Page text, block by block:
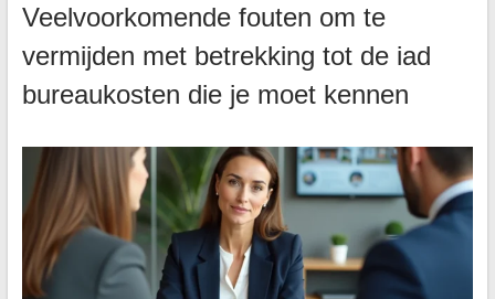
Veelvoorkomende fouten om te
vermijden met betrekking tot de iad
bureaukosten die je moet kennen